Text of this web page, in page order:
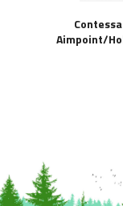
Aimpoint/